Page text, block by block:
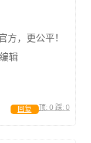
方，更公平！
辑
顶: 0 踩: 0
回复